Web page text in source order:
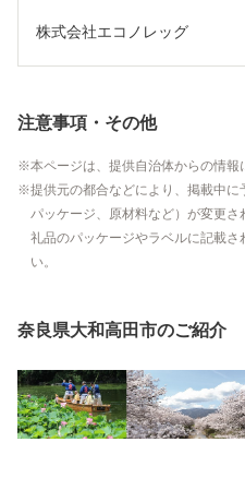
株式会社エコノレッグ
注意事項・その他
本ページは、提供自治体からの情報
提供元の都合などにより、掲載中に
パッケージ、原材料など）が変更
礼品のパッケージやラベルに記載
い。
奈良県大和高田市のご紹介